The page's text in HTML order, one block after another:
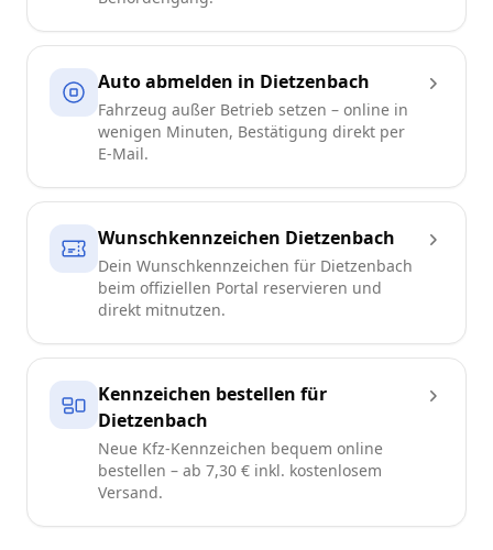
Auto abmelden in Dietzenbach
Fahrzeug außer Betrieb setzen – online in
wenigen Minuten, Bestätigung direkt per
E-Mail.
Wunschkennzeichen Dietzenbach
Dein Wunschkennzeichen für Dietzenbach
beim offiziellen Portal reservieren und
direkt mitnutzen.
Kennzeichen bestellen für
Dietzenbach
Neue Kfz-Kennzeichen bequem online
bestellen – ab 7,30 € inkl. kostenlosem
Versand.